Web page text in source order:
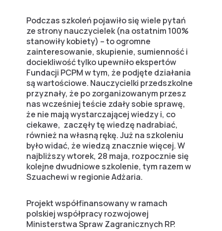
Podczas szkoleń pojawiło się wiele pytań
ze strony nauczycielek (na ostatnim 100%
stanowiły kobiety) – to ogromne
zainteresowanie, skupienie, sumienność i
dociekliwość tylko upewniło ekspertów
Fundacji PCPM w tym, że podjęte działania
są wartościowe. Nauczycielki przedszkolne
przyznały, że po zorganizowanym przesz
nas wcześniej teście zdały sobie sprawę,
że nie mają wystarczającej wiedzy i, co
ciekawe, zaczęły tę wiedzę nadrabiać,
również na własną rękę. Już na szkoleniu
było widać, że wiedzą znacznie więcej. W
najbliższy wtorek, 28 maja, rozpocznie się
kolejne dwudniowe szkolenie, tym razem w
Szuachewi w regionie Adżaria.
Projekt współfinansowany w ramach
polskiej współpracy rozwojowej
Ministerstwa Spraw Zagranicznych RP.